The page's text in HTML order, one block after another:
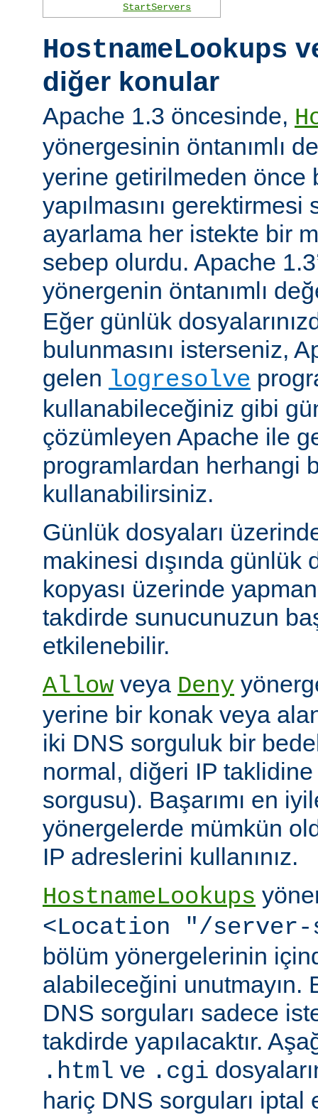
StartServers
HostnameLookups
diğer konular
Apache 1.3 öncesinde,
yönergesinin öntanımlı
yerine getirilmeden önce
yapılmasını
ayarlama her istekte bir
sebep olurdu. Apache
yönergenin öntanımlı
Eğer günlük
bulunmasını isterseniz,
gelen logresolve
kullanabileceğiniz gibi
çözümleyen Apache ile
programlardan herhangi
kullanabilirsiniz.
Günlük dosyaları
makinesi dışında günlük
kopyası üzerinde
takdirde sunucunuzun
etkilenebilir.
Allow veya Deny
yerine bir konak veya
iki DNS sorguluk bir
normal, diğeri IP taklidine
sorgusu). Başarımı en
yönergelerde mümkün
IP adreslerini kullanınız.
HostnameLookups
<Location "/
bölüm yönergelerinin
alabileceğini unutmayın.
DNS sorguları sadece
takdirde yapılacaktır.
.html ve .cgi
hariç DNS sorguları iptal